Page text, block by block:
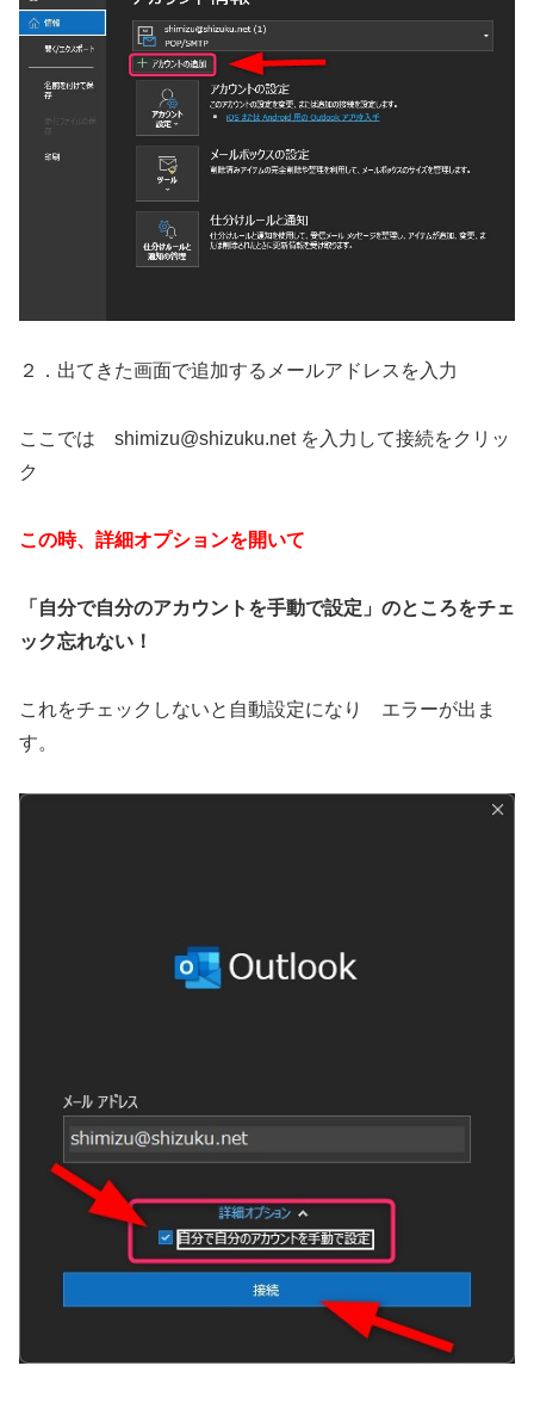
２．出てきた画面で追加するメールアドレスを入力
ここでは shimizu@shizuku.net を入力して接続をクリッ
ク
この時、詳細オプションを開いて
「自分で自分のアカウントを手動で設定」のところをチェ
ック忘れない！
これをチェックしないと自動設定になり エラーが出ま
す。